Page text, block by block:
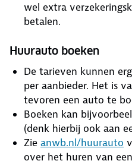
wel extra
betalen.
Huurauto boeken
De tarieven kunnen
per aanbieder. Het is
tevoren een auto te
Boeken kan
(denk hierbij ook aan
Zie anwb.nl/huurauto
over het huren van